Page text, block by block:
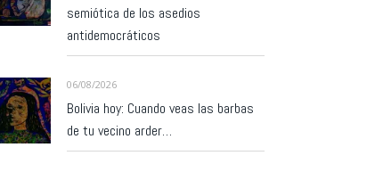
semiótica de los asedios
antidemocráticos
06/08/2026
Bolivia hoy: Cuando veas las barbas
de tu vecino arder…